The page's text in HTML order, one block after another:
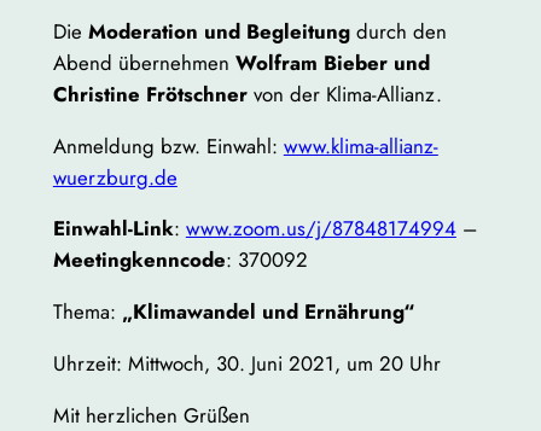
Die Moderation und Begleitung durch den
Abend übernehmen Wolfram Bieber und
Christine Frötschnervon der Klima-Allianz.
Anmeldung bzw. Einwahl: www.klima-allianz-
wuerzburg.de
Einwahl-Link: www.zoom.us/j/87848174994–
Meetingkenncode: 370092
Thema: „Klimawandel und Ernährung“
Uhrzeit: Mittwoch, 30. Juni 2021, um 20 Uhr
Mit herzlichen Grüßen